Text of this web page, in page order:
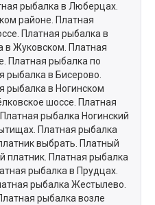
рыбалка в Люберцах.
районе. Платная
Платная рыбалка в
в Жуковском. Платная
Платная рыбалка по
рыбалка в Бисерово.
рыбалка в Ногинском
шоссе. Платная
рыбалка Ногинский
Платная рыбалка
выбрать. Платный
платник. Платная рыбалка
рыбалка в Прудцах.
рыбалка Жестылево.
рыбалка возле